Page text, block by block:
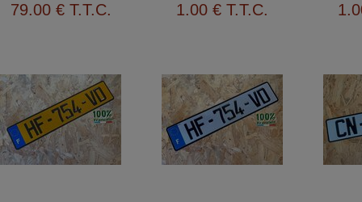
79.00 € T.T.C. 1.00 € T.T.C. 1